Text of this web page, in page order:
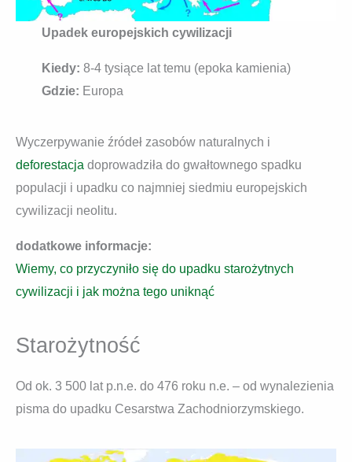
Upadek europejskich cywilizacji
Kiedy: 8-4 tysiące lat temu (epoka kamienia)
Gdzie: Europa
Wyczerpywanie źródeł zasobów naturalnych i
deforestacja doprowadziła do gwałtownego spadku
populacji i upadku co najmniej siedmiu europejskich
cywilizacji neolitu.
dodatkowe informacje:
Wiemy, co przyczyniło się do upadku starożytnych
cywilizacji i jak można tego uniknąć
Starożytność
Od ok. 3 500 lat p.n.e. do 476 roku n.e. – od wynalezienia
pisma do upadku Cesarstwa Zachodniorzymskiego.